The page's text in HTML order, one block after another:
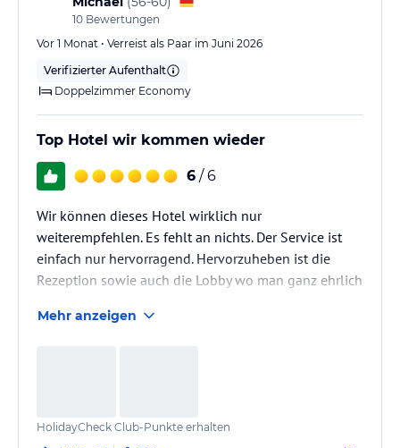
10 Bewertungen
Vor 1 Monat • Verreist als Paar im Juni 2026
Verifizierter Aufenthalt
Doppelzimmer Economy
Top Hotel wir kommen wieder
6 / 6
Wir können dieses Hotel wirklich nur
weiterempfehlen. Es fehlt an nichts. Der Service ist
einfach nur hervorragend. Hervorzuheben ist die
Rezeption sowie auch die Lobby wo man ganz ehrlich
Mehr anzeigen
HolidayCheck Club-Punkte erhalten